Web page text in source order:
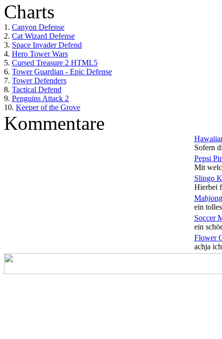
Charts
1. Canyon Defense
2. Cat Wizard Defense
3. Space Invader Defend
4. Hero Tower Wars
5. Cursed Treasure 2 HTML5
6. Tower Guardian - Epic Defense
7. Tower Defenders
8. Tactical Defend
9. Penguins Attack 2
10. Keeper of the Grove
Kommentare
Sofern
Pepsi
Mit
Slingo
Hierbei
ein
Soccer
ein
Flower
achja